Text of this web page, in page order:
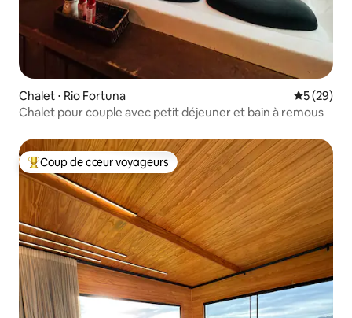
Chalet ⋅ Rio Fortuna
5 (29)
Chalet pour couple avec petit déjeuner et bain à remous
Coups de cœur voyageurs les plus appréciés
Coup de cœur voyageurs